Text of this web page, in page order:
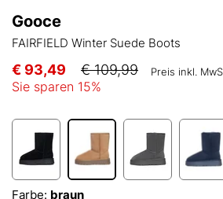
Gooce
FAIRFIELD Winter Suede Boots
€ 93,49 € 109,99 Preis inkl.
Sie sparen 15%
Farbe: braun